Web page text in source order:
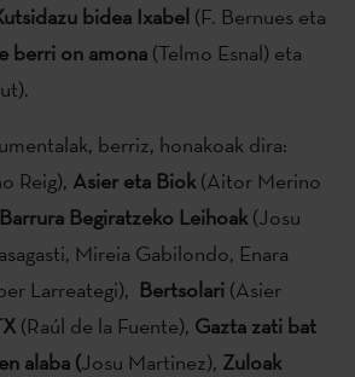
bidea Ixabel (F. Bernues eta
berri on amona (Telmo Esnal) eta
berriz, honakoak dira:
Reig), Asier eta Biok(Aitor Merino
Barrura Begiratzeko Leihoak(Josu
Mireia Gabilondo, Enara
Larreategi), Bertsolari (Asier
(Raúl de la Fuente), Gazta zati bat
alaba (Josu Martinez), Zuloak